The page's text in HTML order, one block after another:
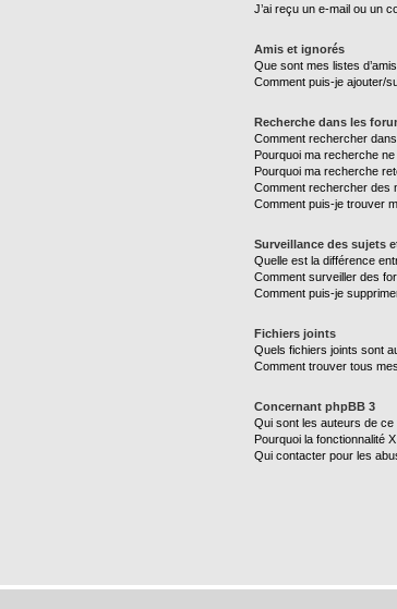
J’ai reçu un e-mail ou un
Amis et ignorés
Que sont mes listes
Comment puis-je ajouter/
Recherche dans les
Comment rechercher
Pourquoi ma recherche
Pourquoi ma recherche
Comment rechercher des
Comment puis-je trouver
Surveillance des sujets
Quelle est la différence
Comment surveiller des
Comment puis-je
Fichiers joints
Quels fichiers joints sont
Comment trouver tous
Concernant phpBB 3
Qui sont les auteurs de ce
Pourquoi la fonctionnalité
Qui contacter pour les